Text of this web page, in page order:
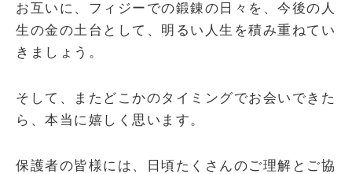
お互いに、フィジーでの鍛錬の日々を、今後の人
生の金の土台として、明るい人生を積み重ねてい
きましょう。
そして、またどこかのタイミングでお会いできた
ら、本当に嬉しく思います。
保護者の皆様には、日頃たくさんのご理解とご協